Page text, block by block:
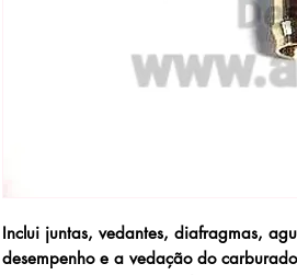
Inclui juntas, vedantes, diafragmas,
desempenho e a vedação do